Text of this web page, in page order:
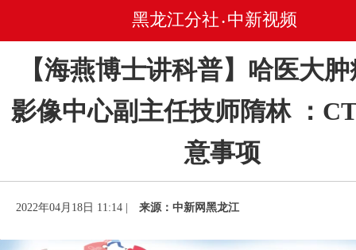
黑龙江分社 • 中新视频
【海燕博士讲科普】哈医大
影像中心副主任技师隋林 ：
意事项
2022年04月18日 11:14 | 来源：中新网黑龙江